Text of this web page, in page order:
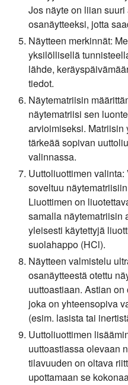
Jos näyte on liian
osanäytteeksi, jotta
Näytteen merkinnät:
yksilöllisellä
lähde,
tiedot.
Näytematriisin
näytematriisi sen
arvioimiseksi. Matriisin
tärkeää sopivan
valinnassa.
Uuttoliuottimen valinta:
soveltuu
Liuottimen on
samalla näytematriisin
yleisesti käytettyjä
suolahappo (HCl).
Näytteen valmistelu
osanäytteestä otettu
uuttoastiaan. Astian
joka on yhteensopiva
(esim. lasista tai
Uuttoliuottimen
uuttoastiassa olevaan
tilavuuden on oltava
upottamaan se